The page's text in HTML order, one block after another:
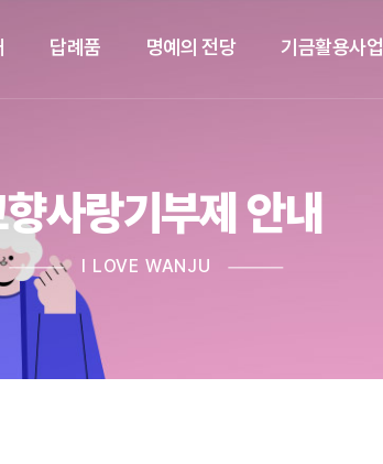
답례품 명예의 전당 기금활용사업
사랑기부제 안내
I LOVE WANJU